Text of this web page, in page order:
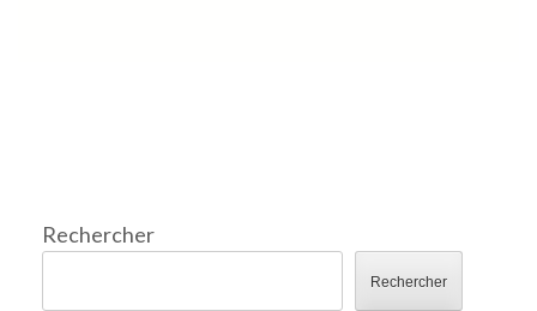
Rechercher
Rechercher